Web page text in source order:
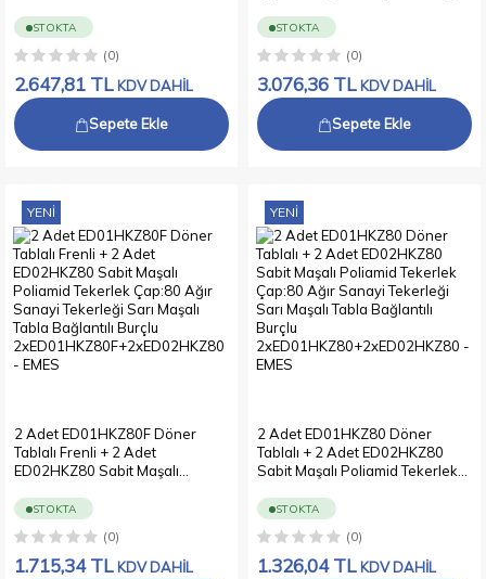
Tekerleği Sarı Maşalı Tabla
Bağlantılı Burçlu
2xED01HKZ100+2xED01HKZ100F
STOKTA
(0)
2.647,81 TL KDV DAHİL
Sepete Ekle
Bağlantılı Burçlu
4xED01HKZ100F
STOKTA
(0)
3.076,36 TL KDV DAHİL
Sepete Ekle
YENI
2 Adet ED01HKZ80F Döner
Tablalı Frenli + 2 Adet
ED02HKZ80 Sabit Maşalı
Sanayi Tekerleği Sarı Maşalı
Tabla Bağlantılı Burçlu
2xED01HKZ80F+2xED02HKZ80
STOKTA
(0)
1.715,34TL KDV DAHİL
YENI
2 Adet ED01HKZ80 Döner
Tablalı + 2 Adet ED02HKZ80
Sabit Maşalı Poliamid Tekerlek
Sarı Maşalı Tabla Bağlantılı
Burçlu
2xED01HKZ80+2xED02HKZ80
STOKTA
(0)
1.326,04TL KDV DAHİL